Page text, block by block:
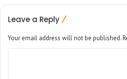
Leave a Reply
Your email address will not be published.